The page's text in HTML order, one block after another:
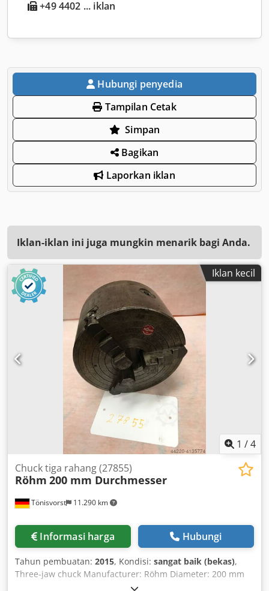
+49 4402 ... iklan
Hubungi penyedia
Tampilan Cetak
Simpan
Bagikan
Laporkan iklan
Iklan-iklan ini juga mungkin menarik bagi Anda.
Iklan kecil
1 /4
Tönisvorst 11.290 km
Chuck tiga rahang (27855)
Röhm 200 mm Durchmesser
Informasi harga Hubungi
Tahun pembuatan: 2015, Kondisi: sangat baik (bekas),
Three-jaw chuck Manufacturer: Röhm Diameter: 200 mm
With individually adjustable jaws Short taper size: 6